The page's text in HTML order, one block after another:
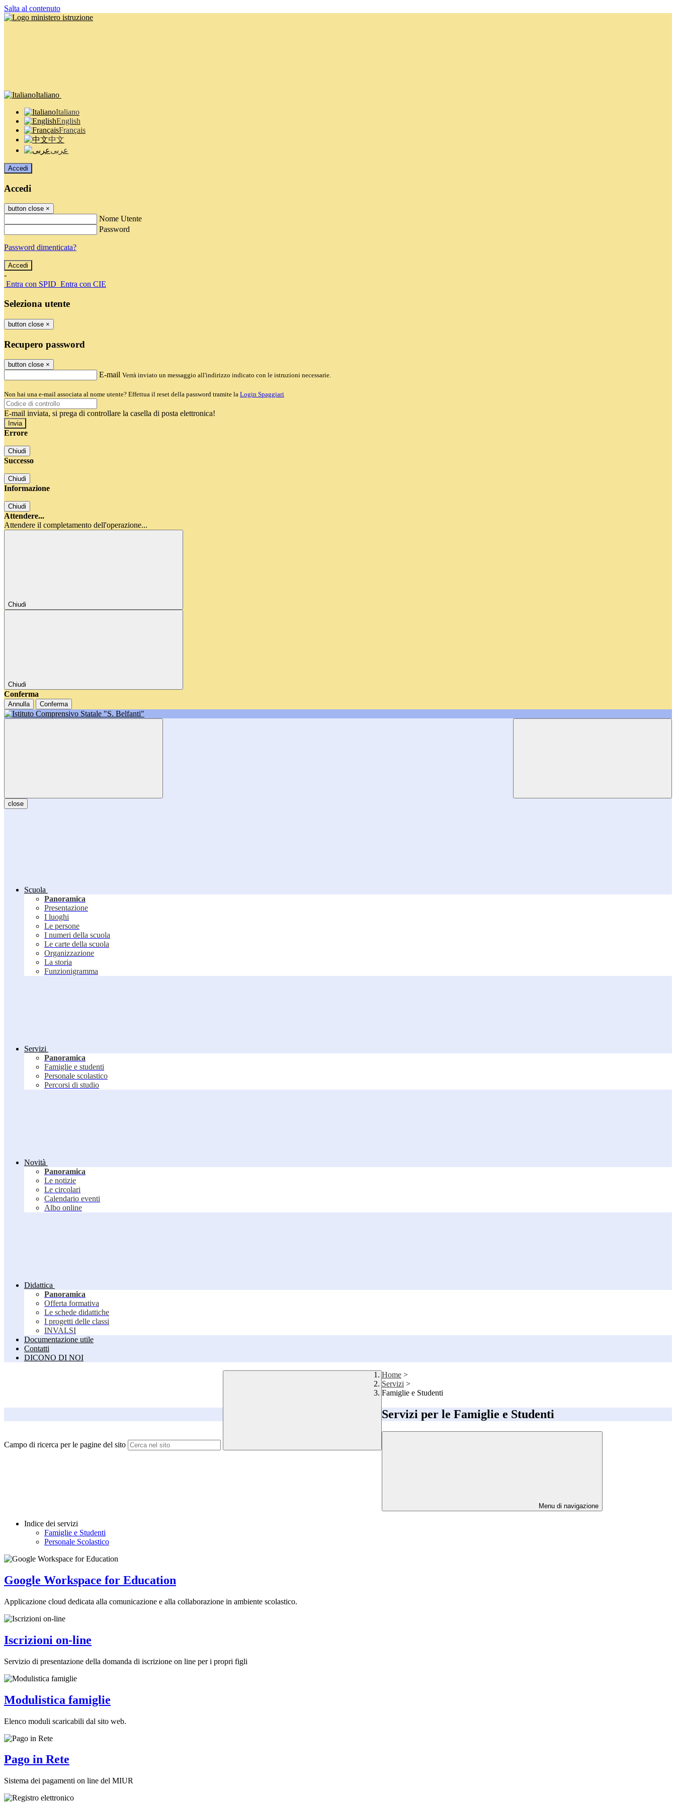
Salta al contenuto
Italiano
Italiano
English
Français
中文
عربى
Accedi
Accedi
button close ×
Nome Utente
Password
Password dimenticata?
-
Entra con SPID Entra con CIE
Seleziona utente
button close ×
Recupero password
button close ×
E-mail Verrà inviato un messaggio all'indirizzo indicato con le istruzioni necessarie.
Non hai una e-mail associata al nome utente? Effettua il reset della password tramite la Login Spaggiari
E-mail inviata, si prega di controllare la casella di posta elettronica!
Errore
Chiudi
Successo
Chiudi
Informazione
Chiudi
Attendere...
Attendere il completamento dell'operazione...
Chiudi
Chiudi
Conferma
Annulla Conferma
close
Scuola
Panoramica
Presentazione
I luoghi
Le persone
I numeri della scuola
Le carte della scuola
Organizzazione
La storia
Funzionigramma
Servizi
Panoramica
Famiglie e studenti
Personale scolastico
Percorsi di studio
Novità
Panoramica
Le notizie
Le circolari
Calendario eventi
Albo online
Didattica
Panoramica
Offerta formativa
Le schede didattiche
I progetti delle classi
INVALSI
Documentazione utile
Contatti
DICONO DI NOI
Campo di ricerca per le pagine del sito
Home >
Servizi >
Famiglie e Studenti
Servizi per le Famiglie e Studenti
Menu di navigazione
Indice dei servizi
Famiglie e Studenti
Personale Scolastico
Google Workspace for Education
Applicazione cloud dedicata alla comunicazione e alla collaborazione in ambiente scolastico.
Iscrizioni on-line
Servizio di presentazione della domanda di iscrizione on line per i propri figli
Modulistica famiglie
Elenco moduli scaricabili dal sito web.
Pago in Rete
Sistema dei pagamenti on line del MIUR